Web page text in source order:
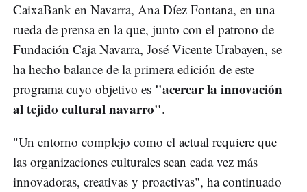
CaixaBank en Navarra, Ana Díez Fontana, en una
rueda de prensa en la que, junto con el patrono de
Fundación Caja Navarra, José Vicente Urabayen, se
ha hecho balance de la primera edición de este
programa cuyo objetivo es "acercar la innovación
al tejido cultural navarro".
"Un entorno complejo como el actual requiere que
las organizaciones culturales sean cada vez más
innovadoras, creativas y proactivas", ha continuado